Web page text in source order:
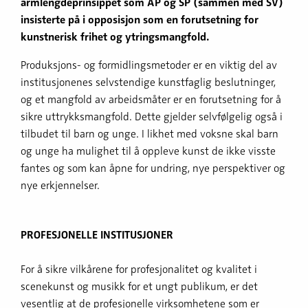
armlengdeprinsippet som AP og SP (sammen med SV)
insisterte på i opposisjon som en forutsetning for
kunstnerisk frihet og ytringsmangfold.
Produksjons- og formidlingsmetoder er en viktig del av
institusjonenes selvstendige kunstfaglig beslutninger,
og et mangfold av arbeidsmåter er en forutsetning for å
sikre uttrykksmangfold. Dette gjelder selvfølgelig også i
tilbudet til barn og unge. I likhet med voksne skal barn
og unge ha mulighet til å oppleve kunst de ikke visste
fantes og som kan åpne for undring, nye perspektiver og
nye erkjennelser.
PROFESJONELLE INSTITUSJONER
For å sikre vilkårene for profesjonalitet og kvalitet i
scenekunst og musikk for et ungt publikum, er det
vesentlig at de profesjonelle virksomhetene som er